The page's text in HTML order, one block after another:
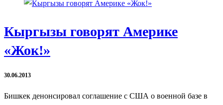
Кыргызы говорят Америке
«Жок!»
30.06.2013
Бишкек денонсировал соглашение с США о военной базе в